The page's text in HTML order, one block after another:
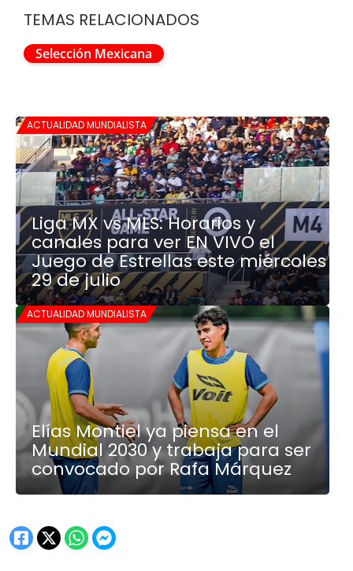
TEMAS RELACIONADOS
Selección Mexicana
ACTUALIDAD MUNDIALISTA
Liga MX vs MLS: Horarios y
canales para ver EN VIVO el
Juego de Estrellas este miércoles
29 de julio
ACTUALIDAD MUNDIALISTA
Elías Montiel ya piensa en el
Mundial 2030 y trabaja para ser
convocado por Rafa Márquez